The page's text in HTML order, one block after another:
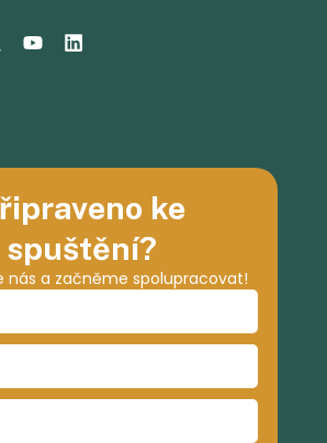
ke
spuštění?
nás a začněme spolupracovat!